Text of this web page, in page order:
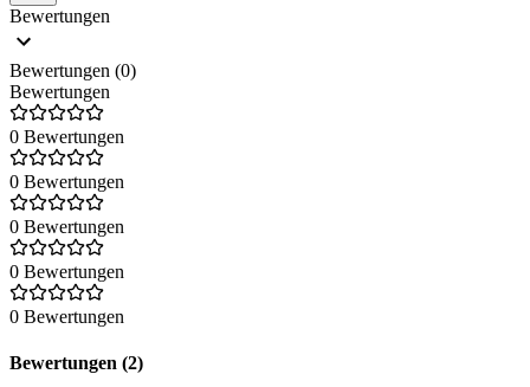
Bewertungen
Bewertungen (0)
Bewertungen
0 Bewertungen
0 Bewertungen
0 Bewertungen
0 Bewertungen
0 Bewertungen
Bewertungen (2)